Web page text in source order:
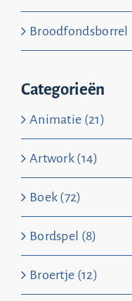
Broodfondsborrel
Categorieën
Animatie (21)
Artwork (14)
Boek (72)
Bordspel (8)
Broertje (12)